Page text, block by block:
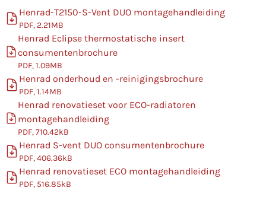
Henrad-T2150-S-Vent DUO montagehandleiding
PDF, 2.21MB
Henrad Eclipse thermostatische insert
consumentenbrochure
PDF, 1.09MB
Henrad onderhoud en -reinigingsbrochure
PDF, 1.14MB
Henrad renovatieset voor ECO-radiatoren
montagehandleiding
PDF, 710.42kB
Henrad S-vent DUO consumentenbrochure
PDF, 406.36kB
Henrad renovatieset ECO montagehandleiding
PDF, 516.85kB